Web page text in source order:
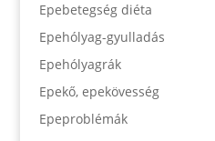
Epebetegség diéta
Epehólyag-gyulladás
Epehólyagrák
Epekő, epekövesség
Epeproblémák